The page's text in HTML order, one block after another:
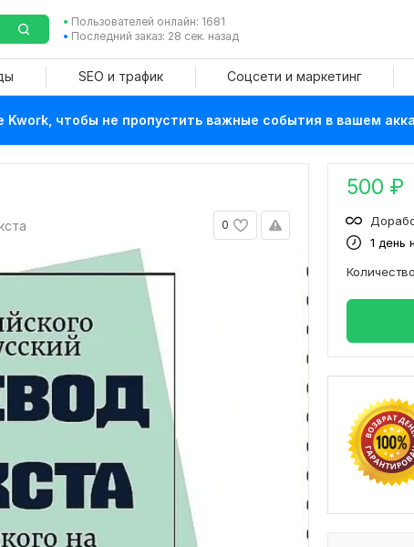
Пользователей онлайн: 1681
Последний заказ: 28 сек. назад
SEO и трафик Соцсети и маркетинг
чтобы не пропустить важные события в вашем
0
500 ₽
1 день